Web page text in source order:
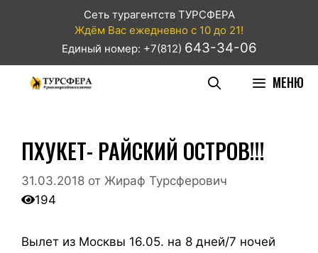
Сеть турагентств ТУРСФЕРА
Ждём Вас ежедневно с 10 до 21!
Единый номер: +7(812) 643-34-06
МЕНЮ
ПХУКЕТ- РАЙСКИЙ ОСТРОВ!!!
31.03.2018 от Жираф Турсферович
194
Вылет из Москвы 16.05. на 8 дней/7 ночей